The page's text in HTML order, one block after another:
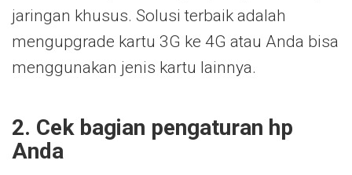
jaringan khusus. Solusi terbaik adalah
mengupgrade kartu 3G ke 4G atau Anda bisa
menggunakan jenis kartu lainnya.
2. Cek bagian pengaturan hp
Anda